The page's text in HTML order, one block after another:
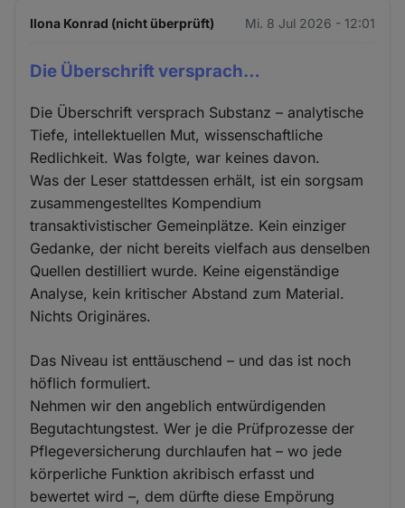
Ilona Konrad (nicht überprüft) Mi. 8 Jul 2026 - 12:01
Die Überschrift versprach…
Die Überschrift versprach Substanz – analytische
Tiefe, intellektuellen Mut, wissenschaftliche
Redlichkeit. Was folgte, war keines davon.
Was der Leser stattdessen erhält, ist ein sorgsam
zusammengestelltes Kompendium
transaktivistischer Gemeinplätze. Kein einziger
Gedanke, der nicht bereits vielfach aus denselben
Quellen destilliert wurde. Keine eigenständige
Analyse, kein kritischer Abstand zum Material.
Nichts Originäres.
Das Niveau ist enttäuschend – und das ist noch
höflich formuliert.
Nehmen wir den angeblich entwürdigenden
Begutachtungstest. Wer je die Prüfprozesse der
Pflegeversicherung durchlaufen hat – wo jede
körperliche Funktion akribisch erfasst und
bewertet wird –, dem dürfte diese Empörung